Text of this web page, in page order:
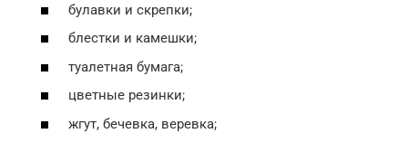
булавки и скрепки;
блестки и камешки;
туалетная бумага;
цветные резинки;
жгут, бечевка, веревка;